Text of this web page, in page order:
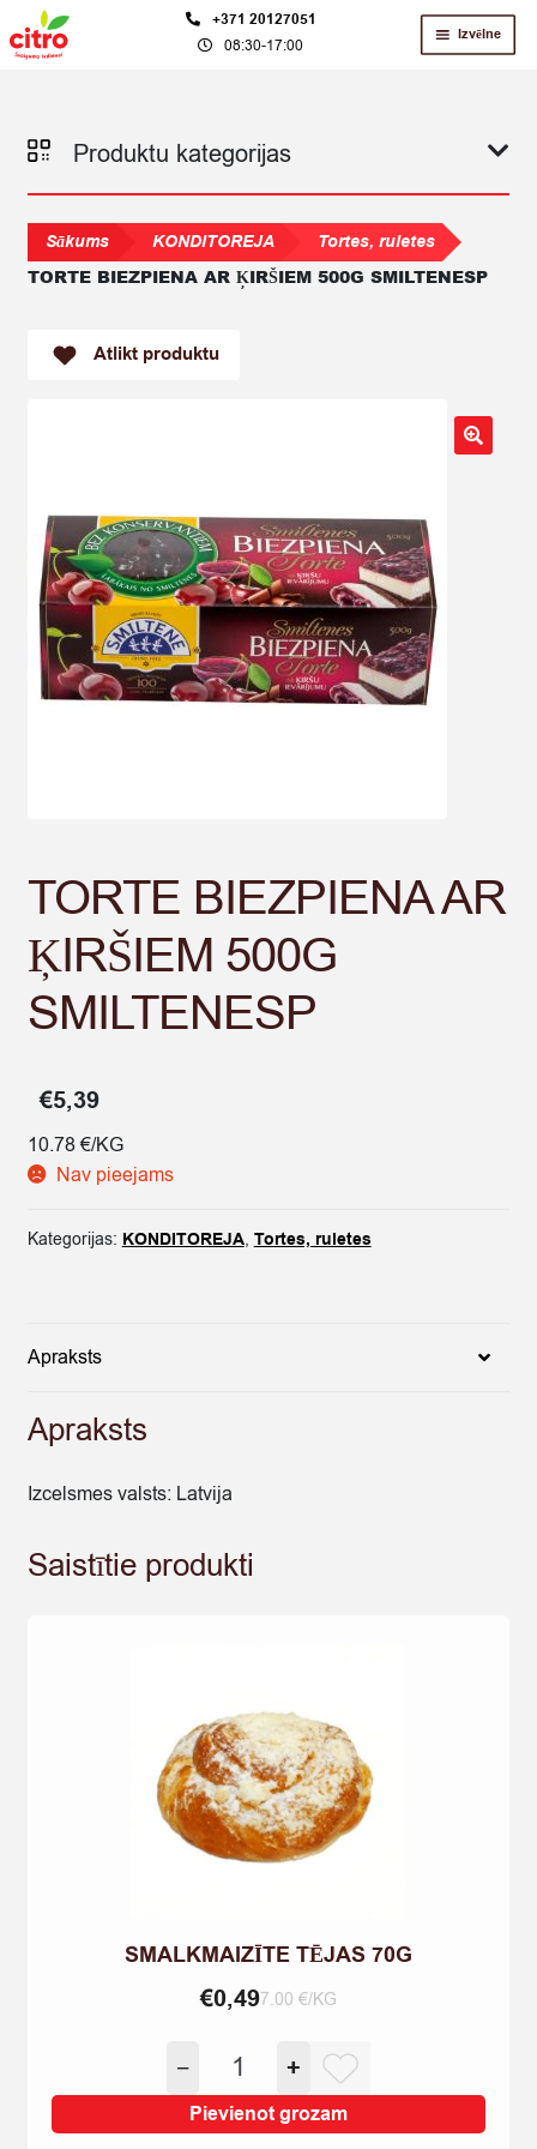
Skip
to
Skip
to
+371 20127051
08:30-17:00
Izvēlne
Produktu kategorijas
Sākums KONDITOREJA
Tortes, ruletes
TORTE BIEZPIENA AR ĶIRŠIEM 500G SMILTENESP
Atlikt produktu
TORTE BIEZPIENA AR
ĶIRŠIEM 500G
SMILTENESP
€5,39
10.78 €/KG
Nav pieejams
Kategorijas: KONDITOREJA, Tortes, ruletes
Apraksts
Apraksts
Izcelsmes valsts: Latvija
Saistītie produkti
SMALKMAIZĪTE TĒJAS 70G
€0,497.00 €/KG
−
SMALKMAIZĪTE
TĒJAS
70G
quantity
+
Pievienot grozam